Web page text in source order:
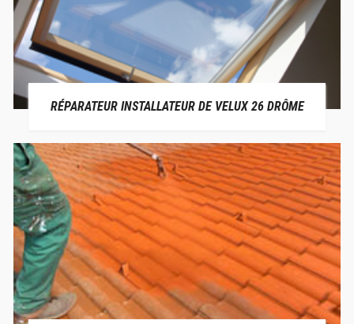
RÉPARATEUR INSTALLATEUR DE VELUX 26 DRÔME